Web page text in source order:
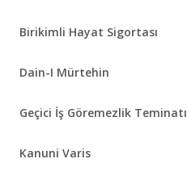
Birikimli Hayat Sigortası
Dain-I Mürtehin
Geçici İş Göremezlik Teminatı
Kanuni Varis